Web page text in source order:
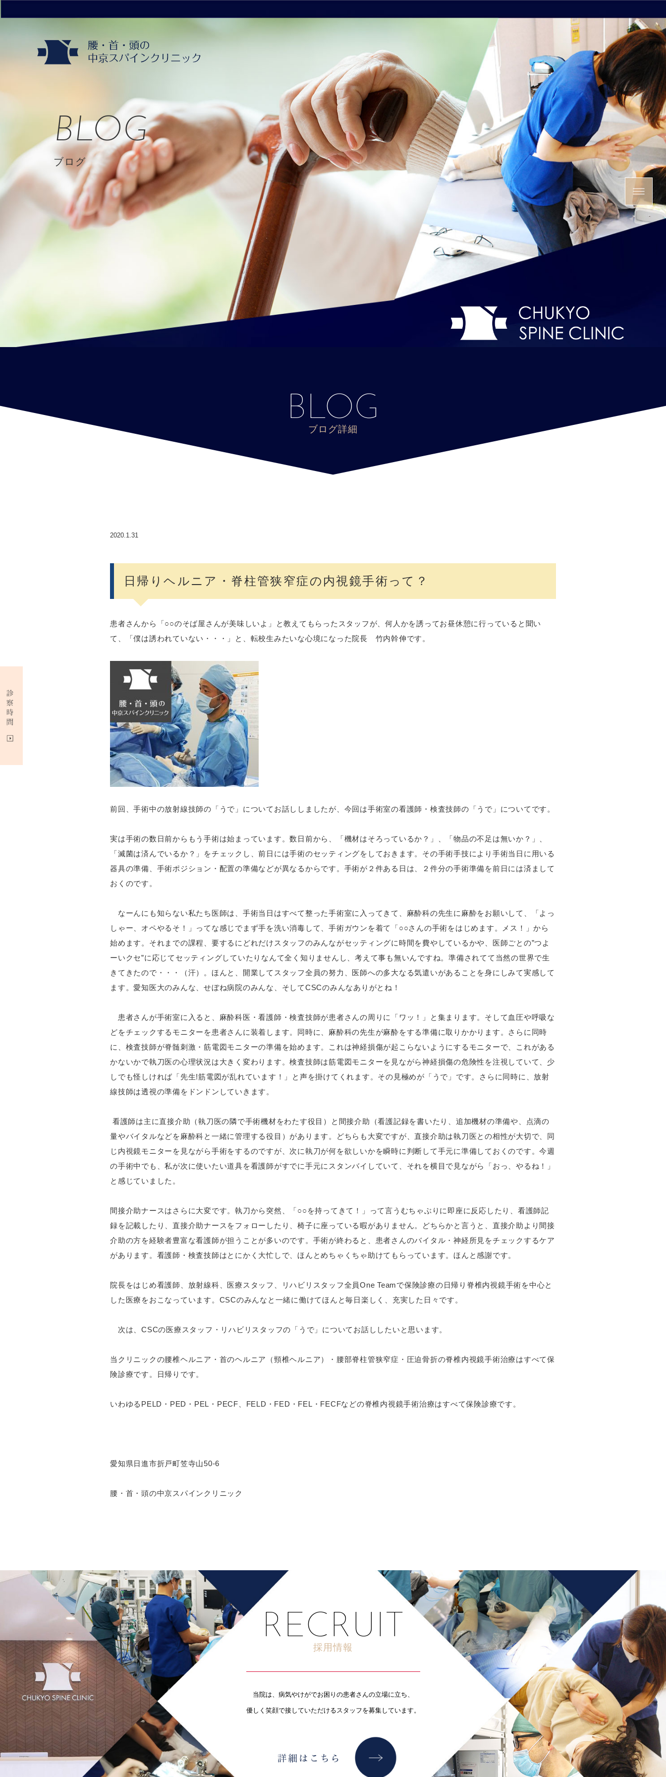
BLOG
ブログ
BLOG
ブログ詳細
2020.1.31
日帰りヘルニア・脊柱管狭窄症の内視鏡手術って？
患者さんから「○○のそば屋さんが美味しいよ」と教えてもらったスタッフが、何人かを誘ってお昼休憩に行っていると聞い
て、「僕は誘われていない・・・」と、転校生みたいな心境になった院長 竹内幹伸です。
前回、手術中の放射線技師の「うで」についてお話ししましたが、今回は手術室の看護師・検査技師の「うで」についてです。
実は手術の数日前からもう手術は始まっています。数日前から、「機材はそろっているか？」、「物品の不足は無いか？」、
「滅菌は済んでいるか？」をチェックし、前日には手術のセッティングをしておきます。その手術手技により手術当日に用いる
器具の準備、手術ポジション・配置の準備などが異なるからです。手術が２件ある日は、２件分の手術準備を前日には済まして
おくのです。
なーんにも知らない私たち医師は、手術当日はすべて整った手術室に入ってきて、麻酔科の先生に麻酔をお願いして、「よっ
しゃー、オペやるそ！」ってな感じでまず手を洗い消毒して、手術ガウンを着て「○○さんの手術をはじめます。メス！」から
始めます。それまでの課程、要するにどれだけスタッフのみんながセッティングに時間を費やしているかや、医師ごとの”つよ
ーいクセ”に応じてセッティングしていたりなんて全く知りませんし、考えて事も無いんですね。準備されてて当然の世界で生
きてきたので・・・（汗）。ほんと、開業してスタッフ全員の努力、医師への多大なる気遣いがあることを身にしみて実感して
ます。愛知医大のみんな、せぼね病院のみんな、そしてCSCのみんなありがとね！
患者さんが手術室に入ると、麻酔科医・看護師・検査技師が患者さんの周りに「ワッ！」と集まります。そして血圧や呼吸な
どをチェックするモニターを患者さんに装着します。同時に、麻酔科の先生が麻酔をする準備に取りかかります。さらに同時
に、検査技師が脊髄刺激・筋電図モニターの準備を始めます。これは神経損傷が起こらないようにするモニターで、これがある
かないかで執刀医の心理状況は大きく変わります。検査技師は筋電図モニターを見ながら神経損傷の危険性を注視していて、少
しでも怪しければ「先生!筋電図が乱れています！」と声を掛けてくれます。その見極めが「うで」です。さらに同時に、放射
線技師は透視の準備をドンドンしていきます。
看護師は主に直接介助（執刀医の隣で手術機材をわたす役目）と間接介助（看護記録を書いたり、追加機材の準備や、点滴の
量やバイタルなどを麻酔科と一緒に管理する役目）があります。どちらも大変ですが、直接介助は執刀医との相性が大切で、同
じ内視鏡モニターを見ながら手術をするのですが、次に執刀が何を欲しいかを瞬時に判断して手元に準備しておくのです。今週
の手術中でも、私が次に使いたい道具を看護師がすでに手元にスタンバイしていて、それを横目で見ながら「おっ、やるね！」
と感じていました。
間接介助ナースはさらに大変です。執刀から突然、「○○を持ってきて！」って言うむちゃぶりに即座に反応したり、看護師記
録を記載したり、直接介助ナースをフォローしたり、椅子に座っている暇がありません。どちらかと言うと、直接介助より間接
介助の方を経験者豊富な看護師が担うことが多いのです。手術が終わると、患者さんのバイタル・神経所見をチェックするケア
があります。看護師・検査技師はとにかく大忙しで、ほんとめちゃくちゃ助けてもらっています。ほんと感謝です。
院長をはじめ看護師、放射線科、医療スタッフ、リハビリスタッフ全員One Teamで保険診療の日帰り脊椎内視鏡手術を中心と
した医療をおこなっています。CSCのみんなと一緒に働けてほんと毎日楽しく、充実した日々です。
次は、CSCの医療スタッフ・リハビリスタッフの「うで」についてお話ししたいと思います。
当クリニックの腰椎ヘルニア・首のヘルニア（頸椎ヘルニア）・腰部脊柱管狭窄症・圧迫骨折の脊椎内視鏡手術治療はすべて保
険診療です。日帰りです。
いわゆるPELD・PED・PEL・PECF、FELD・FED・FEL・FECFなどの脊椎内視鏡手術治療はすべて保険診療です。
愛知県日進市折戸町笠寺山50-6
腰・首・頭の中京スパインクリニック
RECRUIT
採用情報
当院は、病気やけがでお困りの患者さんの立場に立ち、
優しく笑顔で接していただけるスタッフを募集しています。